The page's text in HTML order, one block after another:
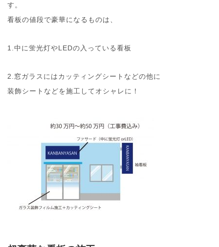
す。
看板の値段で豪華になるものは、
1.中に蛍光灯やLEDの入っている看板
2.窓ガラスにはカッティングシートなどの他に
装飾シートなどを施工してオシャレに！